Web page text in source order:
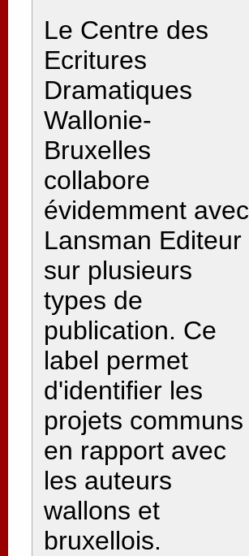
Le Centre des
Ecritures
Dramatiques
Wallonie-
Bruxelles
collabore
évidemment avec
Lansman Editeur
sur plusieurs
types de
publication. Ce
label permet
d'identifier les
projets communs
en rapport avec
les auteurs
wallons et
bruxellois.